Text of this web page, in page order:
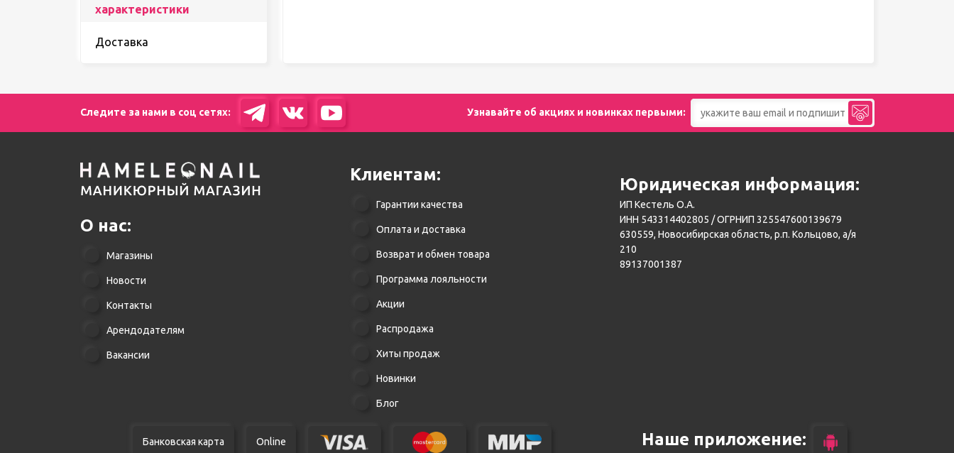
характеристики
Доставка
Следите за нами в соц сетях: Узнавайте об акциях и новинках первыми:
О нас:
Магазины
Новости
Контакты
Арендодателям
Вакансии
Клиентам:
Гарантии качества
Оплата и доставка
Возврат и обмен товара
Программа лояльности
Акции
Распродажа
Хиты продаж
Новинки
Блог
Юридическая информация:
ИП Кестель О.А.
ИНН 543314402805 / ОГРНИП 325547600139679
630559, Новосибирская область, р.п. Кольцово, а/я
210
89137001387
Банковская карта Online Наше приложение: